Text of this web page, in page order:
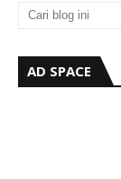
AD SPACE